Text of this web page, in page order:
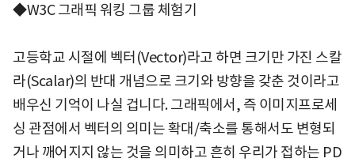
◆W3C 그래픽 워킹 그룹 체험기
고등학교 시절에 벡터(Vector)라고 하면 크기만 가진 스칼
라(Scalar)의 반대 개념으로 크기와 방향을 갖춘 것이라고
배우신 기억이 나실 겁니다. 그래픽에서, 즉 이미지프로세
싱 관점에서 벡터의 의미는 확대/축소를 통해서도 변형되
거나 깨어지지 않는 것을 의미하고 흔히 우리가 접하는 PD